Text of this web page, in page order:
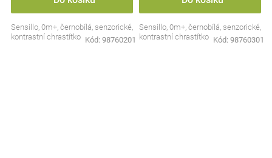
Sensillo, 0m+, černobílá, senzorické,
kontrastní chrastítko Kód: 98760201
Sensillo, 0m+, černobílá, senzorické,
kontrastní chrastítko Kód: 98760301